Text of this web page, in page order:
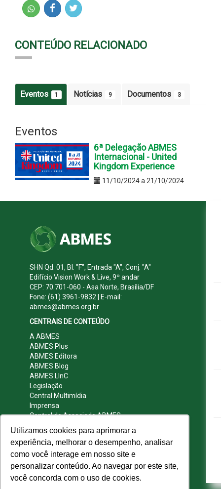
Utilizamos cookies para aprimorar a
experiência, melhorar o desempenho, analisar
como você interage em nosso site e
personalizar conteúdo. Ao navegar por este site,
você concorda com o uso de cookies.
CONTEÚDO RELACIONADO
Eventos 1 Notícias 9 Documentos 3
Eventos
6ª Delegação ABMES
Internacional - United
Kingdom Experience
11/10/2024 a 21/10/2024
SHN Qd. 01, Bl. "F", Entrada "A", Conj. "A"
Edifício Vision Work & Live, 9º andar
CEP: 70.701-060 - Asa Norte, Brasília/DF
Fone: (61) 3961-9832 | E-mail:
abmes@abmes.org.br
CENTRAIS DE CONTEÚDO
A ABMES
ABMES Plus
ABMES Editora
ABMES Blog
ABMES LInC
Legislação
Central Multimídia
Imprensa
Central do Associado ABMES
REDES SOCIAIS